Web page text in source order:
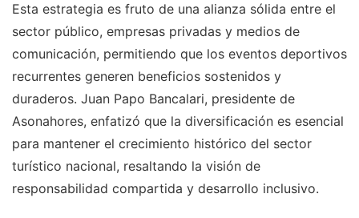
Esta estrategia es fruto de una alianza sólida entre el
sector público, empresas privadas y medios de
comunicación, permitiendo que los eventos deportivos
recurrentes generen beneficios sostenidos y
duraderos. Juan Papo Bancalari, presidente de
Asonahores, enfatizó que la diversificación es esencial
para mantener el crecimiento histórico del sector
turístico nacional, resaltando la visión de
responsabilidad compartida y desarrollo inclusivo.